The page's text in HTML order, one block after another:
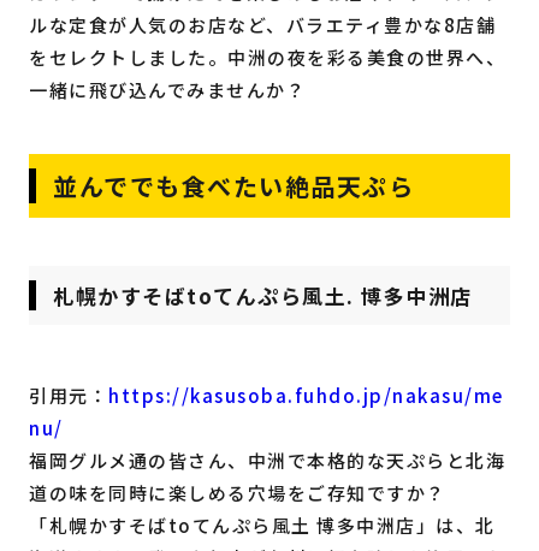
ルな定食が人気のお店など、バラエティ豊かな8店舗
をセレクトしました。中洲の夜を彩る美食の世界へ、
一緒に飛び込んでみませんか？
並んででも食べたい絶品天ぷら
札幌かすそばtoてんぷら風土. 博多中洲店
引用元： https://kasusoba.fuhdo.jp/nakasu/me
nu/
福岡グルメ通の皆さん、中洲で本格的な天ぷらと北海
道の味を同時に楽しめる穴場をご存知ですか？
「札幌かすそばtoてんぷら風土 博多中洲店」は、北